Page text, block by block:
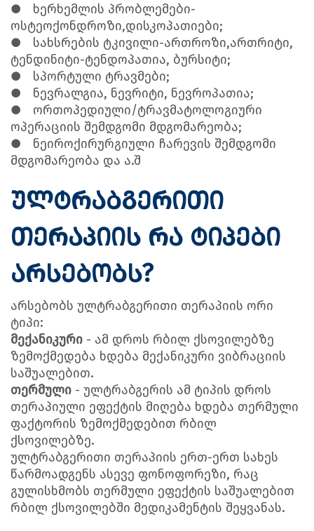
●
ხერხემლის პრობლემები-
ოსტეოქონდროზი,დისკოპათიები;
●
სახსრების ტკივილი-ართროზი,ართრიტი,
ტენდინიტი-ტენდოპათია, ბურსიტი;
●
სპორტული ტრავმები;
●
ნევრალგია, ნევრიტი, ნევროპათია;
●
ორთოპედიული/ტრავმატოლოგიური
ოპერაციის შემდგომი მდგომარეობა;
●
ნეიროქირურგიული ჩარევის შემდგომი
მდგომარეობა და ა.შ
ულტრაბგერითი
თერაპიის რა ტიპები
არსებობს?
არსებობს ულტრაბგერითი თერაპიის ორი
ტიპი:
მექანიკური - ამ დროს რბილ ქსოვილებზე
ზემოქმედება ხდება მექანიკური ვიბრაციის
საშუალებით.
თერმული - ულტრაბგერის ამ ტიპის დროს
თერაპიული ეფექტის მიღება ხდება თერმული
ფაქტორის ზემოქმედებით რბილ
ქსოვილებზე.
ულტრაბგერითი თერაპიის ერთ-ერთ სახეს
წარმოადგენს ასევე ფონოფორეზი, რაც
გულისხმობს თერმული ეფექტის საშუალებით
რბილ ქსოვილებში მედიკამენტის შეყვანას.